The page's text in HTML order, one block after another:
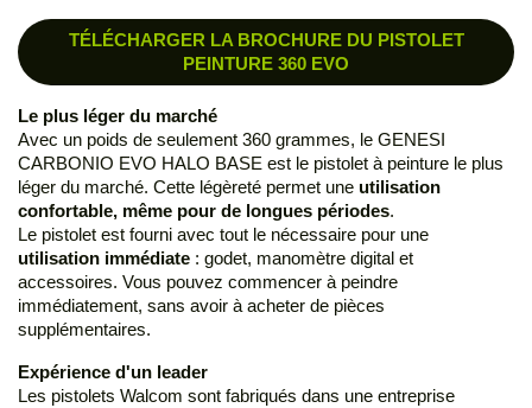
TÉLÉCHARGER LA BROCHURE DU PISTOLET
PEINTURE 360 EVO
Le plus léger du marché
Avec un poids de seulement 360 grammes, le GENESI
CARBONIO EVO HALO BASE est le pistolet à peinture le plus
léger du marché. Cette légèreté permet une utilisation
confortable, même pour de longues périodes.
Le pistolet est fourni avec tout le nécessaire pour une
utilisation immédiate : godet, manomètre digital et
accessoires. Vous pouvez commencer à peindre
immédiatement, sans avoir à acheter de pièces
supplémentaires.
Expérience d'un leader
Les pistolets Walcom sont fabriqués dans une entreprise